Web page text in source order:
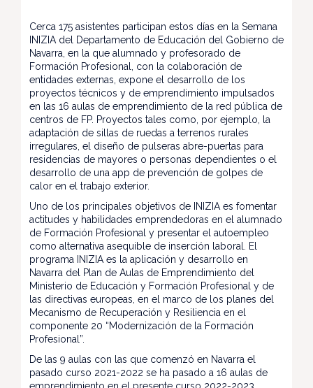
Cerca 175 asistentes participan estos días en la Semana
INIZIA del Departamento de Educación del Gobierno de
Navarra, en la que alumnado y profesorado de
Formación Profesional, con la colaboración de
entidades externas, expone el desarrollo de los
proyectos técnicos y de emprendimiento impulsados
en las 16 aulas de emprendimiento de la red pública de
centros de FP. Proyectos tales como, por ejemplo, la
adaptación de sillas de ruedas a terrenos rurales
irregulares, el diseño de pulseras abre-puertas para
residencias de mayores o personas dependientes o el
desarrollo de una app de prevención de golpes de
calor en el trabajo exterior.
Uno de los principales objetivos de INIZIA es fomentar
actitudes y habilidades emprendedoras en el alumnado
de Formación Profesional y presentar el autoempleo
como alternativa asequible de inserción laboral. El
programa INIZIA es la aplicación y desarrollo en
Navarra del Plan de Aulas de Emprendimiento del
Ministerio de Educación y Formación Profesional y de
las directivas europeas, en el marco de los planes del
Mecanismo de Recuperación y Resiliencia en el
componente 20 “Modernización de la Formación
Profesional”.
De las 9 aulas con las que comenzó en Navarra el
pasado curso 2021-2022 se ha pasado a 16 aulas de